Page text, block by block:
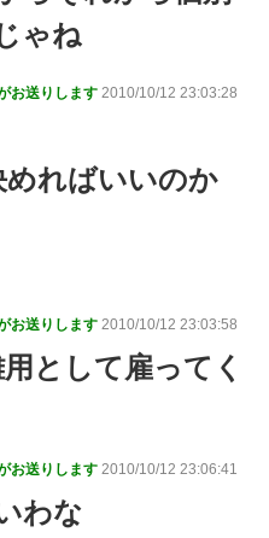
ゃね
お送りします 2010/10/12 23:03:28
めればいいのか
お送りします 2010/10/12 23:03:58
として雇ってく
お送りします 2010/10/12 23:06:41
わな